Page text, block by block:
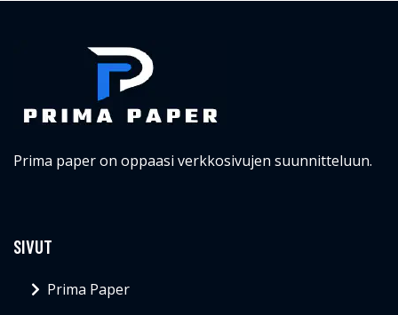
Prima paper on oppaasi verkkosivujen suunnitteluun.
SIVUT
Prima Paper